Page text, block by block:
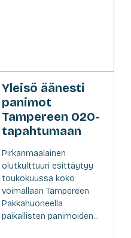
Yleisö äänesti
panimot
Tampereen O2O-
tapahtumaan
Pirkanmaalainen
olutkulttuuri esittäytyy
toukokuussa koko
voimallaan Tampereen
Pakkahuoneella
paikallisten panimoiden...